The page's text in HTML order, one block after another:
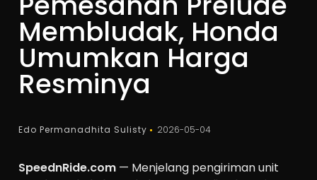
Membludak, Honda
Umumkan Harga
Resminya
Edo Permanadhita Sulisty 2026-05-04
SpeednRide.com — Menjelang pengiriman unit